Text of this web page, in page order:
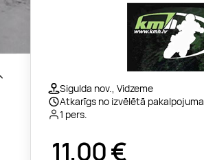
Sigulda nov., Vidzeme
Atkarīgs no izvēlētā pakalpojuma
1 pers.
11,00€